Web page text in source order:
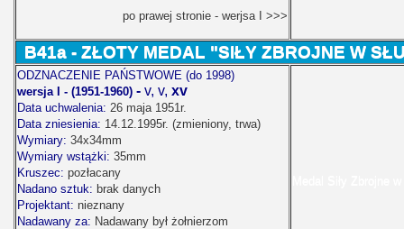
po prawej stronie - werjsa I >>>
B41a - ZŁOTY MEDAL "SIŁY ZBROJNE W
ODZNACZENIE PAŃSTWOWE (do 1998)
wersja I - (1951-1960) - v, v, xv
Data uchwalenia: 26 maja 1951r.
Data zniesienia: 14.12.1995r. (zmieniony, trwa)
Wymiary: 34x34mm
Wymiary wstążki: 35mm
Kruszec: pozłacany
Nadano sztuk: brak danych
Projektant: nieznany
Nadawany za: Nadawany był żołnierzom